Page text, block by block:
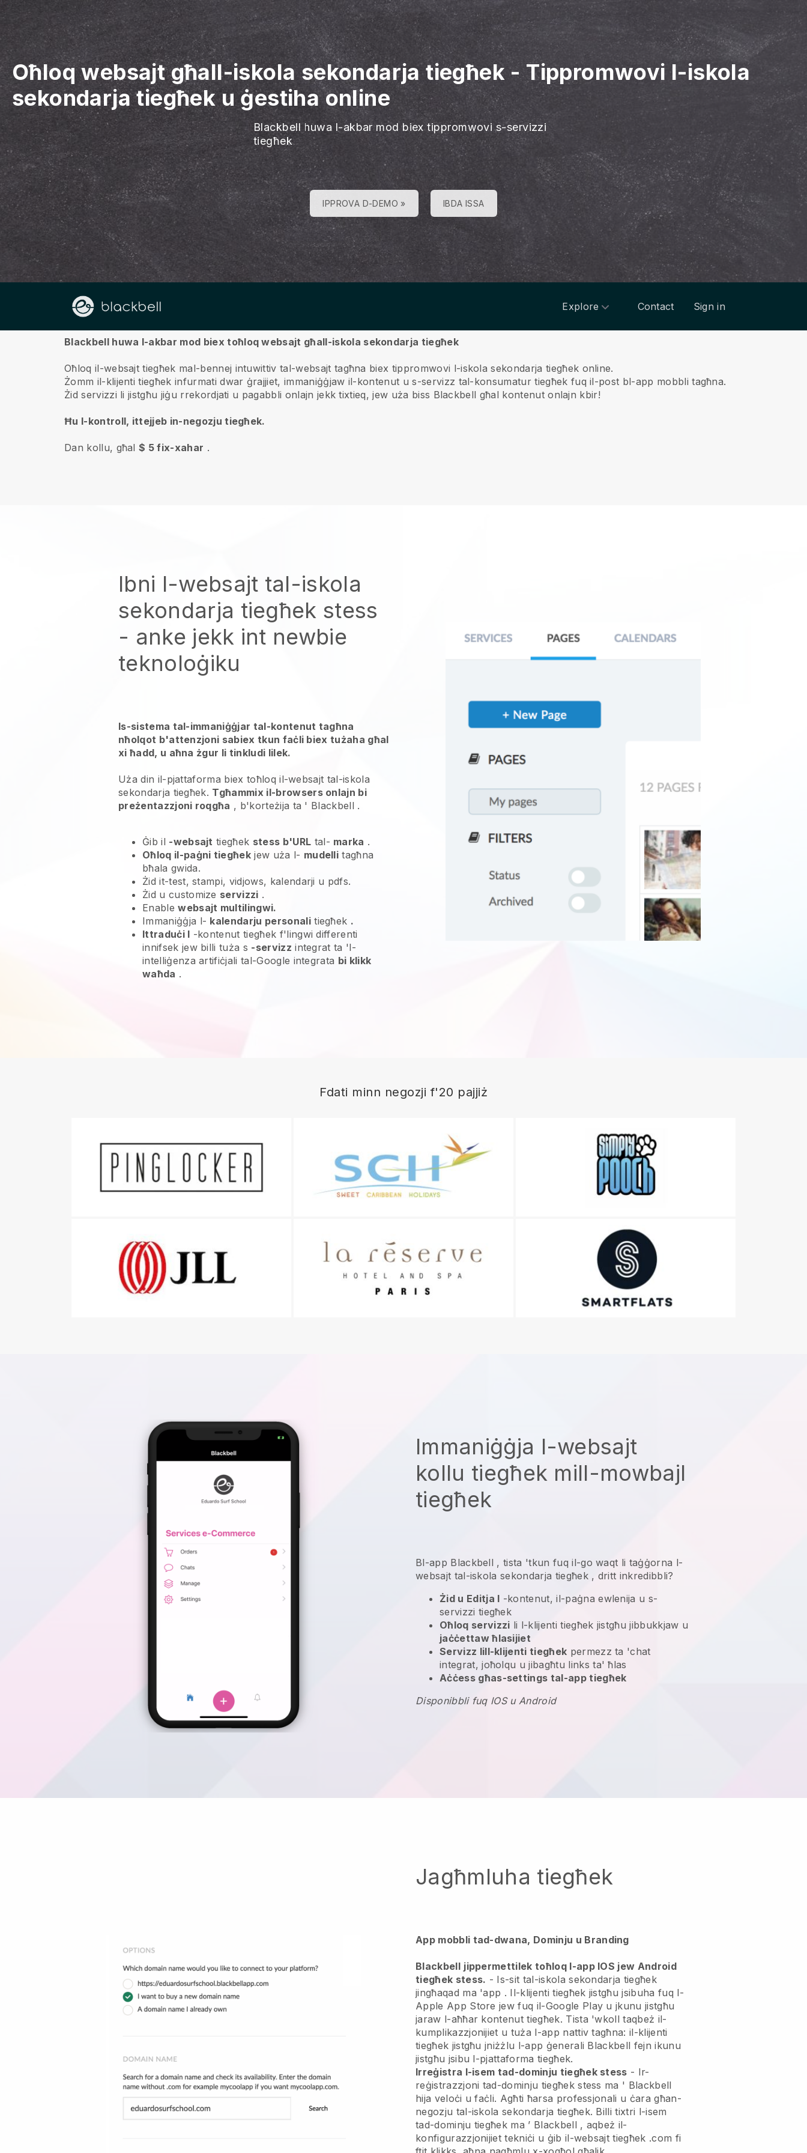
Oħloq websajt għall-iskola sekondarja tiegħek-Tippromwovi l-iskola
sekondarja tiegħek u ġestiha online
Blackbell huwa l-akbar mod biex tippromwovi s-servizzi
tiegħek
IPPROVA D-DEMO » IBDA ISSA
Explore Contact Sign in
Fuqna
Blackbell huwa l-akbar mod biex toħloq websajt għall-iskola sekondarja tiegħek
Oħloq il-websajt tiegħek mal-bennej intuwittiv tal-websajt tagħna biex tippromwovi l-iskola sekondarja tiegħek online.
Żomm il-klijenti tiegħek infurmati dwar ġrajjiet, immaniġġjaw il-kontenut u s-servizz tal-konsumatur tiegħek fuq il-post bl-app mobbli tagħna.
Żid servizzi li jistgħu jiġu rrekordjati u pagabbli onlajn jekk tixtieq, jew uża biss Blackbell għal kontenut onlajn kbir!
Ħu l-kontroll, ittejjeb in-negozju tiegħek.
Dan kollu, għal$ 5 fix-xahar .
Ibni l-websajt tal-iskola
sekondarja tiegħek stess
- anke jekk int newbie
teknoloġiku
Is-sistema tal-immaniġġjar tal-kontenut tagħna
nħolqot b'attenzjoni sabiex tkun faċli biex tużaha għal
xi ħadd, u aħna żgur li tinkludi lilek.
Uża din il-pjattaforma biex toħloq il-websajt tal-iskola
sekondarja tiegħek. Tgħammix il-browsers onlajn bi
preżentazzjoni roqgħa , b'korteżija ta ' Blackbell .
Ġib il -websajt tiegħek stess b'URL tal- marka .
Oħloq il-paġni tiegħek jew uża l- mudelli tagħna
bħala gwida.
Żid it-test, stampi, vidjows, kalendarji u pdfs.
Żid u customize servizzi .
Enablewebsajt multilingwi.
Immaniġġja l- kalendarju personalitiegħek .
Ittraduċi l -kontenut tiegħek f'lingwi differenti
innifsek jew billi tuża s -servizz integrat ta 'l-
intelliġenza artifiċjali tal-Google integrata bi klikk
waħda .
Fdati minn negozji f'20 pajjiż
Immaniġġja l-websajt
kollu tiegħek mill-mowbajl
tiegħek
Bl-app Blackbell ,tista 'tkun fuq il-go waqt li taġġorna l-
websajt tal-iskola sekondarja tiegħek, dritt inkredibbli?
Żid u Editja l -kontenut, il-paġna ewlenija u s-
servizzi tiegħek
Oħloq servizzi li l-klijenti tiegħek jistgħu jibbukkjaw u
jaċċettaw ħlasijiet
Servizz lill-klijenti tiegħek permezz ta 'chat
integrat, joħolqu u jibagħtu links ta' ħlas
Aċċess għas-settings tal-app tiegħek
Disponibbli fuq IOS u Android
Jagħmluha tiegħek
App mobbli tad-dwana, Dominju u Branding
Blackbell jippermettilek toħloq l-app IOS jew Android
tiegħek stess. - Is-sit tal-iskola sekondarja tiegħek
jingħaqad ma 'app . Il-klijenti tiegħek jistgħu jsibuha fuq l-
Apple App Store jew fuq il-Google Play u jkunu jistgħu
jaraw l-aħħar kontenut tiegħek. Tista 'wkoll taqbeż il-
kumplikazzjonijiet u tuża l-app nattiv tagħna: il-klijenti
tiegħek jistgħu jniżżlu l-app ġenerali Blackbell fejn ikunu
jistgħu jsibu l-pjattaforma tiegħek.
Irreġistra l-isem tad-dominju tiegħek stess - Ir-
reġistrazzjoni tad-dominju tiegħek stess ma ' Blackbell
hija veloċi u faċli. Agħti ħarsa professjonali u ċara għan-
negozju tal-iskola sekondarja tiegħek. Billi tixtri l-isem
tad-dominju tiegħek ma ’ Blackbell , aqbeż il-
konfigurazzjonijiet tekniċi u ġib il-websajt tiegħek .com fi